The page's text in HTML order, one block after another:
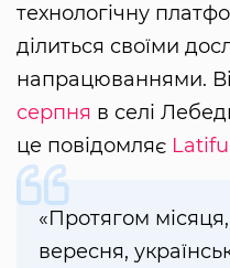
технологічну
ділиться своїми
напрацюваннями.
серпня в селі
це повідомляє
«Протягом
вересня,